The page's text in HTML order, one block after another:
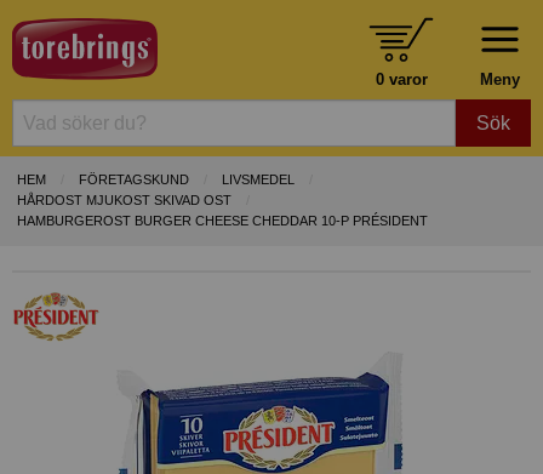
Meny
0 varor
Sök
HEM FÖRETAGSKUND
LIVSMEDEL
HÅRDOST MJUKOST SKIVAD OST
HAMBURGEROST BURGER CHEESE CHEDDAR 10-P PRÉSIDENT